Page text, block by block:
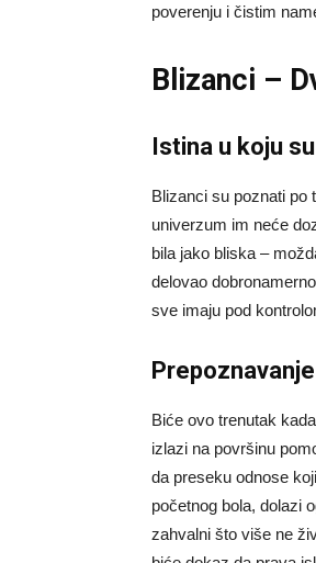
poverenju i čistim
Blizanci –
Istina u koju
Blizanci su poznati po
univerzum im neće
bila jako bliska –
delovao
sve imaju pod
Biće ovo trenutak
izlazi na površinu
da preseku odnose
početnog bola, dolazi
zahvalni što više ne